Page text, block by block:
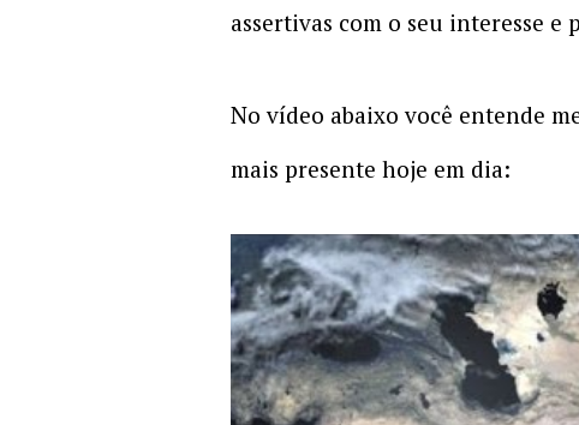
assertivas com o seu interesse e
No vídeo abaixo você entende
mais presente hoje em dia: